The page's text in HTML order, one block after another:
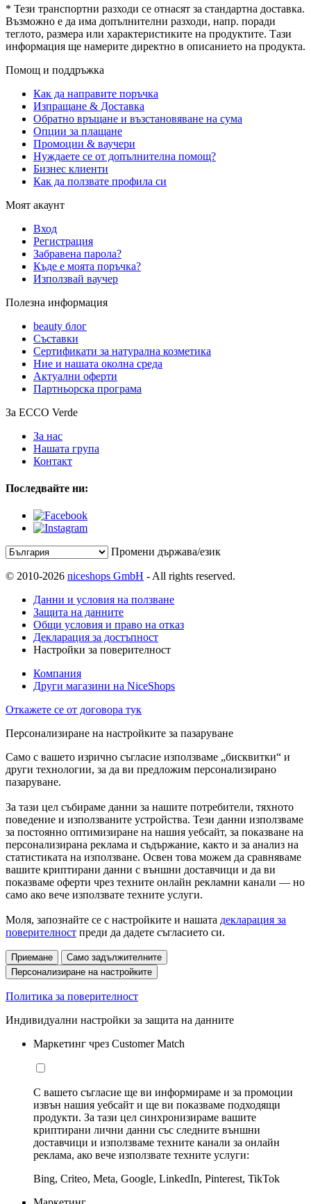
* Тези транспортни разходи се отнасят за стандартна доставка.
Възможно е да има допълнителни разходи, напр. поради
теглото, размера или характеристиките на продуктите. Тази
информация ще намерите директно в описанието на продукта.
Помощ и поддръжка
Как да направите поръчка
Изпращане & Доставка
Обратно връщане и възстановяване на сума
Опции за плащане
Промоции & ваучери
Нуждаете се от допълнителна помощ?
Бизнес клиенти
Как да ползвате профила си
Моят акаунт
Вход
Регистрация
Забравена парола?
Къде е моята поръчка?
Използвай ваучер
Полезна информация
beauty блог
Съставки
Сертификати за натурална козметика
Ние и нашата околна среда
Актуални оферти
Партньорска програма
За ECCO Verde
За нас
Нашата група
Контакт
Последвайте ни:
Промени държава/език
© 2010-2026 niceshops GmbH - All rights reserved.
Данни и условия на ползване
Защита на данните
Общи условия и право на отказ
Декларация за достъпност
Настройки за поверителност
Компания
Други магазини на NiceShops
Откажете се от договора тук
Персонализиране на настройките за пазаруване
Само с вашето изрично съгласие използваме „бисквитки“ и
други технологии, за да ви предложим персонализирано
пазаруване.
За тази цел събираме данни за нашите потребители, тяхното
поведение и използваните устройства. Тези данни използваме
за постоянно оптимизиране на нашия уебсайт, за показване на
персонализирана реклама и съдържание, както и за анализ на
статистиката на използване. Освен това можем да сравняваме
вашите криптирани данни с външни доставчици и да ви
показваме оферти чрез техните онлайн рекламни канали — но
само ако вече използвате техните услуги.
Моля, запознайте се с настройките и нашата декларация за
поверителност преди да дадете съгласието си.
Приемане
Само задължителните
Персонализиране на настройките
Политика за поверителност
Индивидуални настройки за защита на данните
Маркетинг чрез Customer Match
С вашето съгласие ще ви информираме и за промоции
извън нашия уебсайт и ще ви показваме подходящи
продукти. За тази цел синхронизираме вашите
криптирани лични данни със следните външни
доставчици и използваме техните канали за онлайн
реклама, ако вече използвате техните услуги:
Bing, Criteo, Meta, Google, LinkedIn, Pinterest, TikTok